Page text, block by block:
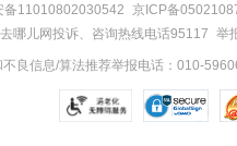
备11010802030542
京ICP备
去哪儿网投诉、咨询热线电话95117 举
不良信息/算法推荐举报电话：010-